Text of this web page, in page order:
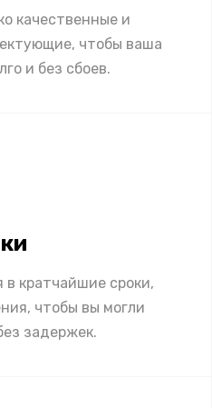
качественные и
чтобы ваша
и без сбоев.
кратчайшие сроки,
чтобы вы могли
задержек.